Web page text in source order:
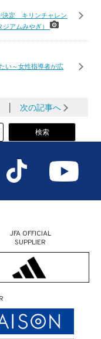
決定 キリンチャレン
ジアムみやぎ）
い～女性指導者が広
次の記事へ
JFA OFFICIAL
SUPPLIER